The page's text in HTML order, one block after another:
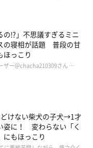
柴
の!?」不思議すぎるミニ
の寝相が話題 普段の甘
ほっこり
ザー＠chacha210309さん …
けない柴犬の子犬→1才
姿に！ 変わらない「く
にもほっこり